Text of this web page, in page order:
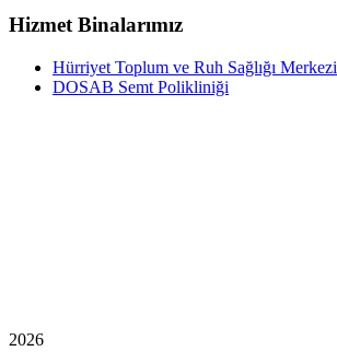
Hizmet Binalarımız
Hürriyet Toplum ve Ruh Sağlığı Merkezi
DOSAB Semt Polikliniği
2026